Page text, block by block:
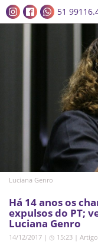
51
Luciana Genro
Há 14 anos os
expulsos do PT;
Luciana Genro
14/12/2017 | ◷ 15:23 |